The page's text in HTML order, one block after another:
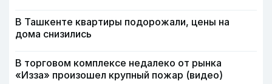
В Ташкенте квартиры подорожали, цены на
дома снизились
В торговом комплексе недалеко от рынка
«Изза» произошел крупный пожар (видео)